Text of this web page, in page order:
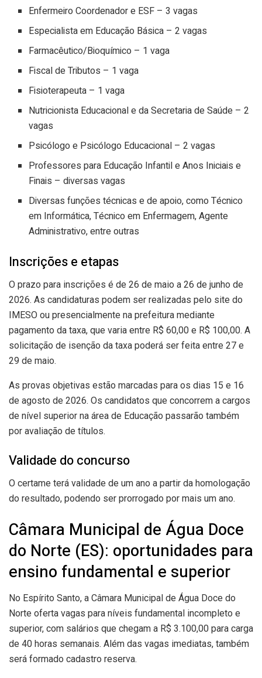
Enfermeiro Coordenador e ESF – 3 vagas
Especialista em Educação Básica – 2 vagas
Farmacêutico/Bioquímico – 1 vaga
Fiscal de Tributos – 1 vaga
Fisioterapeuta – 1 vaga
Nutricionista Educacional e da Secretaria de Saúde – 2
vagas
Psicólogo e Psicólogo Educacional – 2 vagas
Professores para Educação Infantil e Anos Iniciais e
Finais – diversas vagas
Diversas funções técnicas e de apoio, como Técnico
em Informática, Técnico em Enfermagem, Agente
Administrativo, entre outras
Inscrições e etapas
O prazo para inscrições é de 26 de maio a 26 de junho de
2026. As candidaturas podem ser realizadas pelo site do
IMESO ou presencialmente na prefeitura mediante
pagamento da taxa, que varia entre R$ 60,00 e R$ 100,00. A
solicitação de isenção da taxa poderá ser feita entre 27 e
29 de maio.
As provas objetivas estão marcadas para os dias 15 e 16
de agosto de 2026. Os candidatos que concorrem a cargos
de nível superior na área de Educação passarão também
por avaliação de títulos.
Validade do concurso
O certame terá validade de um ano a partir da homologação
do resultado, podendo ser prorrogado por mais um ano.
Câmara Municipal de Água Doce
do Norte (ES): oportunidades para
ensino fundamental e superior
No Espírito Santo, a Câmara Municipal de Água Doce do
Norte oferta vagas para níveis fundamental incompleto e
superior, com salários que chegam a R$ 3.100,00 para carga
de 40 horas semanais. Além das vagas imediatas, também
será formado cadastro reserva.